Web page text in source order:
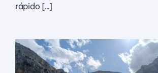
rápido [...]